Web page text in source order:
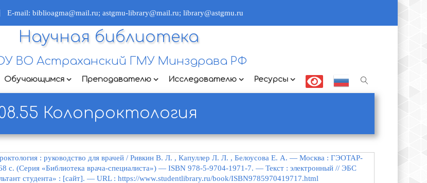
E-mail: biblioagma@mail.ru; astgmu-library@mail.ru; library@astgmu.ru
Научная библиотека
ВО Астраханский ГМУ Минздрава РФ
Обучающимся Преподавателю Исследователю Ресурсы
Колопроктология
: руководство для врачей / Ривкин В. Л. , Капуллер Л. Л. , Белоусова Е. А. — Москва : ГЭОТАР-
с. (Серия «Библиотека врача-специалиста») — ISBN 978-5-9704-1971-7. — Текст : электронный // ЭБС
студента» : [сайт]. — URL : https://www.studentlibrary.ru/book/ISBN9785970419717.html